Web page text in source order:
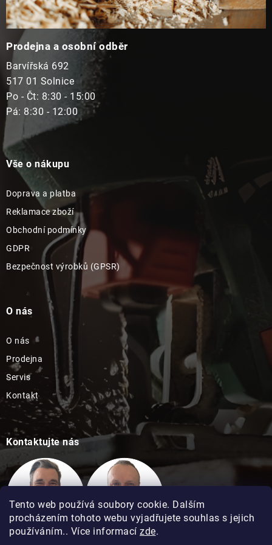
Tento web používá soubory cookie. Dalším
procházením tohoto webu vyjadřujete souhlas s jejich
používáním.. Více informací zde.
Prodejna a osobní odběr
Barvířská 692
517 01 Solnice
Po - Čt: 8:30 - 15:00
Pá: 8:30 - 12:00
Vše o nákupu
Doprava a platba
Reklamace zboží
Obchodní podmínky
GDPR
Bezpečnost výrobků (GPSR)
O nás
O nás
Prodejna
Servis
Kontakt
Kontaktujte nás